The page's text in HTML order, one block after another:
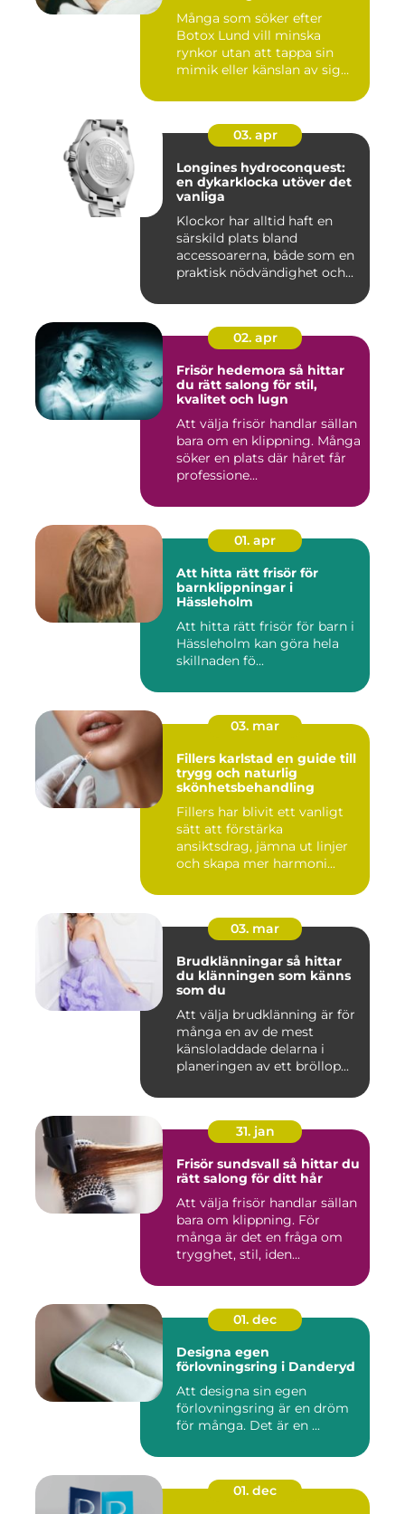
Många som söker efter
Botox Lund vill minska
rynkor utan att tappa sin
mimik eller känslan av sig
03. apr
Longines hydroconquest:
en dykarklocka utöver det
vanliga
Klockor har alltid haft en
särskild plats bland
accessoarerna, både som en
praktisk nödvändighet och...
02. apr
Frisör hedemora så hittar
du rätt salong för stil,
kvalitet och lugn
Att välja frisör handlar sällan
bara om en klippning. Många
söker en plats där håret får
professione...
01. apr
Att hitta rätt frisör för
barnklippningar i
Hässleholm
Att hitta rätt frisör för barn i
Hässleholm kan göra hela
skillnaden fö...
03. mar
Fillers karlstad en guide till
trygg och naturlig
skönhetsbehandling
Fillers har blivit ett vanligt
sätt att förstärka
ansiktsdrag, jämna ut linjer
och skapa mer harmoni...
03. mar
Brudklänningar så hittar
du klänningen som känns
som du
Att välja brudklänning är för
många en av de mest
känsloladdade delarna i
planeringen av ett bröllop...
31. jan
Frisör sundsvall så hittar du
rätt salong för ditt hår
Att välja frisör handlar sällan
bara om klippning. För
många är det en fråga om
trygghet, stil, iden...
01. dec
Designa egen
förlovningsring i Danderyd
Att designa sin egen
förlovningsring är en dröm
för många. Det är en ...
01. dec